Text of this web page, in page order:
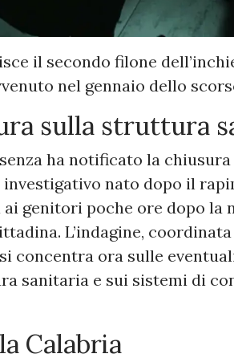
il secondo filone
nel gennaio dello
sulla struttura
ha notificato la
nato dopo il
genitori poche ore dopo la
L’indagine,
concentra ora sulle
sanitaria e sui sistemi di
Calabria